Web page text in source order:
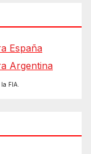
España
Argentina
FIA.